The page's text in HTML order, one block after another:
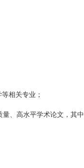
相关专业；
量、高水平学术论文，其中